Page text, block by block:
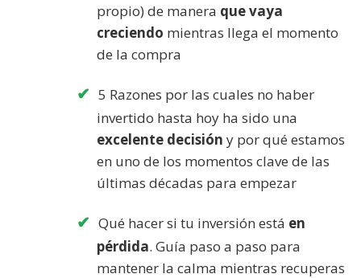
propio) de manera que vaya
creciendo mientras llega el momento
de la compra
5 Razones por las cuales no haber
invertido hasta hoy ha sido una
excelente decisión y por qué estamos
en uno de los momentos clave de las
últimas décadas para empezar
Qué hacer si tu inversión está en
pérdida. Guía paso a paso para
mantener la calma mientras recuperas